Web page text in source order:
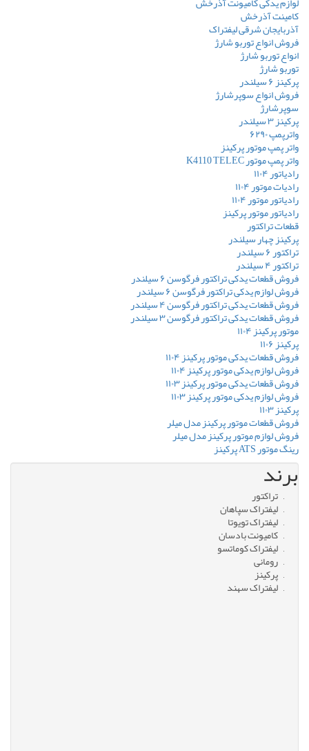
کامینت آذرخش
آذربایجان شرقی لیفتراک
فروش انواع توربو شارژ
انواع توربو شارژ
توربو شارژ
پرکینز ۶ سیلندر
فروش انواع سوپرشارژ
سوپرشارژ
پرکینز ۳ سیلندر
واترپمپ ۶۲۹۰
واتر پمپ موتور پرکینز
واتر پمپ موتور K4110 TELEC
رادیاتور ۱۱۰۴
رادیات موتور ۱۱۰۴
رادیاتور موتور ۱۱۰۴
رادیاتور موتور پرکینز
قطعات تراکتور
پرکینز چهار سیلندر
تراکتور ۶ سیلندر
تراکتور ۴ سیلندر
فروش قطعات یدکی تراکتور فرگوسن ۶ سیلندر
فروش لوازم یدکی تراکتور فرگوسن ۶ سیلندر
فروش قطعات یدکی تراکتور فرگوسن ۴ سیلندر
فروش قطعات یدکی تراکتور فرگوسن ۳ سیلندر
موتور پرکینز ۱۱۰۴
پرکینز ۱۱۰۶
فروش قطعات یدکی موتور پرکینز ۱۱۰۴
فروش لوازم یدکی موتور پرکینز ۱۱۰۴
فروش قطعات یدکی موتور پرکینز ۱۱۰۳
فروش لوازم یدکی موتور پرکینز ۱۱۰۳
پرکینز ۱۱۰۳
فروش قطعات موتور پرکینز مدل میلر
فروش لوازم موتور پرکینز مدل میلر
رینگ موتور ATS پرکینز
برند
تراکتور
لیفتراک سپاهان
لیفتراک تویوتا
کامیونت بادسان
لیفتراک کوماتسو
رومانی
پرکینز
لیفتراک سهند